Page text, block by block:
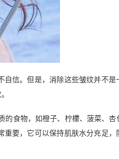
信。但是，消除这些皱纹并不是
的食物，如橙子、柠檬、菠菜、杏
要，它可以保持肌肤水分充足，